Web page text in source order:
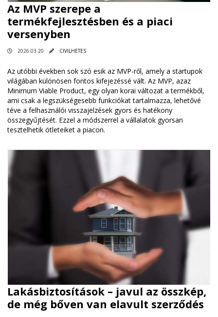
Az MVP szerepe a
termékfejlesztésben és a piaci
versenyben
2026.03.20 CIVILHETES
Az utóbbi években sok szó esik az MVP-ről, amely a startupok
világában különösen fontos kifejezéssé vált. Az MVP, azaz
Minimum Viable Product, egy olyan korai változat a termékből,
ami csak a legszükségesebb funkciókat tartalmazza, lehetővé
téve a felhasználói visszajelzések gyors és hatékony
összegyűjtését. Ezzel a módszerrel a vállalatok gyorsan
tesztelhetik ötleteiket a piacon.
Lakásbiztosítások – javul az összkép,
de még bőven van elavult szerződés